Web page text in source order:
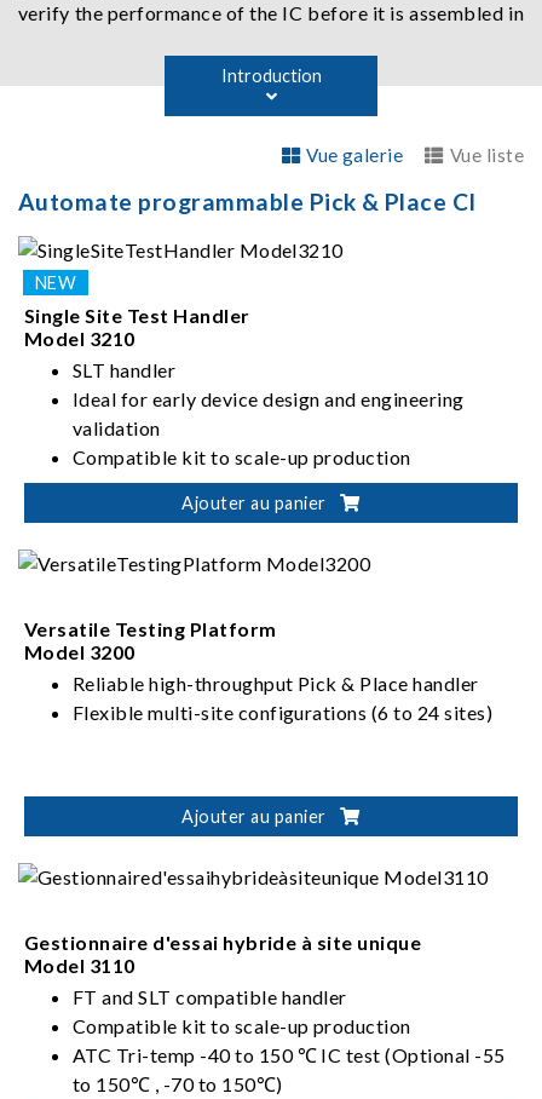
verify the performance of the IC before it is assembled in
can be used in the system-level test and final test for all
sorts of ICs. Working with a tri-temp controller enables
low and high temperatures. Combined with various
your testing needs. Chroma Virtual Operation Tools can
remotely monitor the test process, predict the handler's
test efficiency through big data, and improve your
product's test yield.
Introduction
Vue galerie Vue liste
Automate programmable Pick & Place CI
Single Site Test Handler
Model 3210
SLT handler
Ideal for early device design and engineering
validation
Compatible kit to scale-up production
ATC Tri-temp -40℃ to 150℃ IC test
Ajouter au panier
Versatile Testing Platform
Model 3200
Reliable high-throughput Pick & Place handler
Flexible multi-site configurations (6 to 24 sites)
Ajouter au panier
Gestionnaire d'essai hybride à site unique
Model 3110
FT and SLT compatible handler
Compatible kit to scale-up production
ATC Tri-temp -40 to 150 ℃ IC test (Optional -55
to 150℃ , -70 to 150℃)